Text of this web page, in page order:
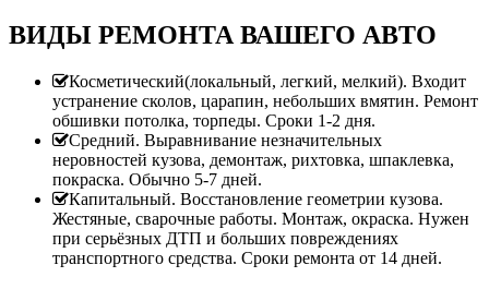
ВИДЫ РЕМОНТА ВАШЕГО АВТО
Косметический(локальный, легкий, мелкий). Входит
устранение сколов, царапин, небольших вмятин. Ремонт
обшивки потолка, торпеды. Сроки 1-2 дня.
Средний. Выравнивание незначительных
неровностей кузова, демонтаж, рихтовка, шпаклевка,
покраска. Обычно 5-7 дней.
Капитальный. Восстановление геометрии кузова.
Жестяные, сварочные работы. Монтаж, окраска. Нужен
при серьёзных ДТП и больших повреждениях
транспортного средства. Сроки ремонта от 14 дней.